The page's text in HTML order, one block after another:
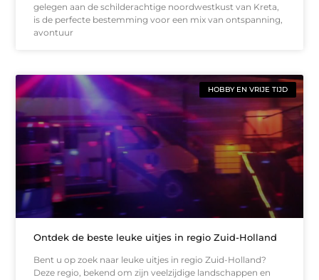
gelegen aan de schilderachtige noordwestkust van Kreta,
is de perfecte bestemming voor een mix van ontspanning,
avontuur
HOBBY EN VRIJE TIJD
Ontdek de beste leuke uitjes in regio Zuid-Holland
Bent u op zoek naar leuke uitjes in regio Zuid-Holland?
Deze regio, bekend om zijn veelzijdige landschappen en